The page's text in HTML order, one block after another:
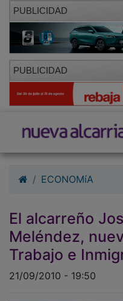
PUBLICIDAD
PUBLICIDAD
El alcarreño
Meléndez,
Trabajo e
21/09/2010 - 19:50